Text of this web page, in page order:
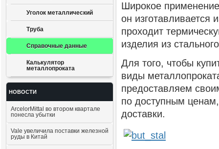
Уголок металлический
Труба
Справочные данные
Калькулятор
металлопроката
НОВОСТИ
ArcelorMittal во втором квартале
понесла убытки
Vale увеличила поставки железной
руды в Китай
Широкое
он изготавливается
проходит
изделия из
Для того, чтобы
виды
предоставляем
по доступным
доставки.